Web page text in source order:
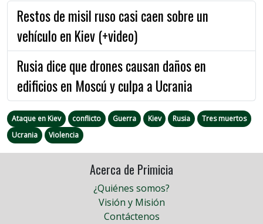
Restos de misil ruso casi caen sobre un
vehículo en Kiev (+video)
Rusia dice que drones causan daños en
edificios en Moscú y culpa a Ucrania
Ataque en Kiev conflicto Guerra Kiev Rusia
Tres muertos
Ucrania
Violencia
Acerca de Primicia
¿Quiénes somos?
Visión y Misión
Contáctenos